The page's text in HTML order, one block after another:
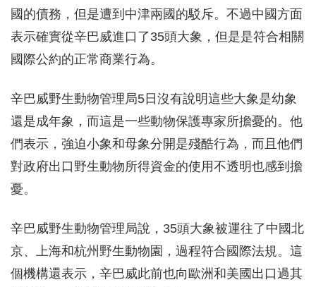
國的債務，但是遭到中津兩國的駁斥。不過中國方面
表示確實從辛巴威進口了35頭大象，但是是符合相關
國際公約的正常商業行為。
辛巴威野生動物管理局5日沒有說明這些大象是幼象
還是成年象，而這是一些動物保護專家所擔憂的。他
們表示，強迫小象和母象分開是殘酷行為，而且他們
對政府出口野生動物所得資金的使用不透明也感到擔
憂。
辛巴威野生動物管理局說，35頭大象被運往了中國北
京、上海和杭州野生動物園，過程符合國際法規。這
個機構還表示，辛巴威此前也向歐洲和美國出口過其